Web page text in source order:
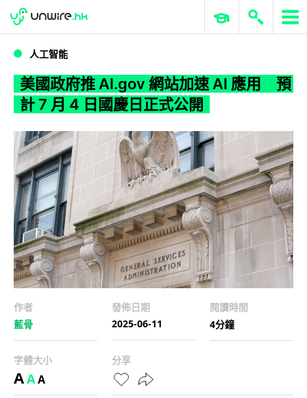
WWDC 2026 ERP 與商業 AI
人工智能
美國政府推 AI.gov 網站加速 AI 應用 預
計 7 月 4 日國慶日正式公開
作者
藍骨
發佈日期
2025-06-11
閱讀時間
4分鐘
字體大小
AAA
分享